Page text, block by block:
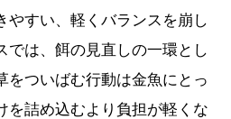
やすい、軽くバランスを崩し
では、餌の見直しの一環とし
をついばむ行動は金魚にとっ
を詰め込むより負担が軽くな